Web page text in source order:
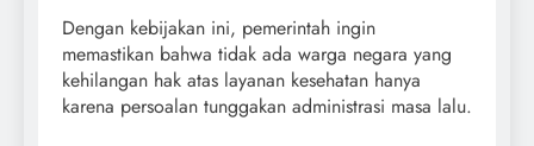
Dengan kebijakan ini, pemerintah ingin
memastikan bahwa tidak ada warga negara yang
kehilangan hak atas layanan kesehatan hanya
karena persoalan tunggakan administrasi masa lalu.